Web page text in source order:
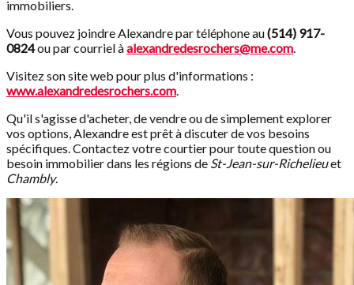
immobiliers.
Vous pouvez joindre Alexandre par téléphone au(514) 917-
0824ou par courriel àalexandredesrochers@me.com.
Visitez son site web pour plus d'informations :
www.alexandredesrochers.com.
Qu'il s'agisse d'acheter, de vendre ou de simplement explorer
vos options, Alexandre est prêt à discuter de vos besoins
spécifiques. Contactez votre courtier pour toute question ou
besoin immobilier dans les régions de St-Jean-sur-Richelieuet
Chambly.